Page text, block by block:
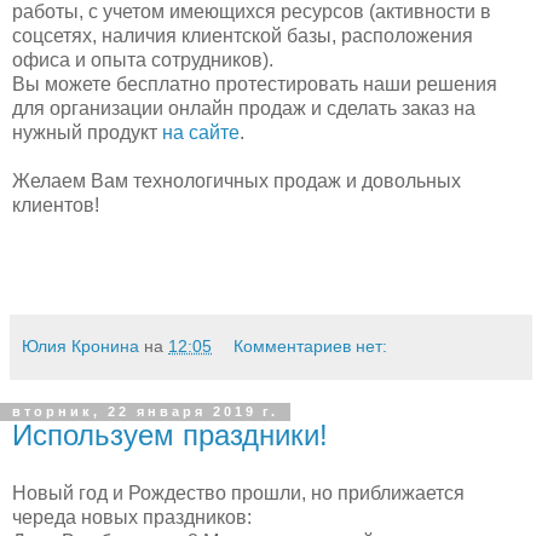
работы, с учетом имеющихся ресурсов (активности в
соцсетях, наличия клиентской базы, расположения
офиса и опыта сотрудников).
Вы можете бесплатно протестировать наши решения
для организации онлайн продаж и сделать заказ на
нужный продукт на сайте.
Желаем Вам технологичных продаж и довольных
клиентов!
Юлия Кронина на 12:05 Комментариев нет:
вторник, 22 января 2019 г.
Используем праздники!
Новый год и Рождество прошли, но приближается
череда новых праздников: